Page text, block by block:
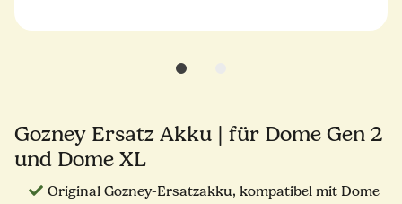
Gozney Ersatz Akku | für Dome Gen 2
und Dome XL
Original Gozney-Ersatzakku, kompatibel mit Dome